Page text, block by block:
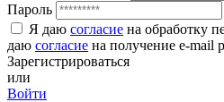
Пароль
Я даю согласие на обработку
даю согласие на получение e-mail
Зарегистрироваться
или
Войти